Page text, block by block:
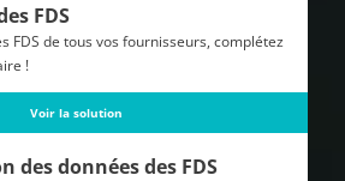
FDS
FDS de tous vos fournisseurs, complétez
!
Voir la solution
des données des FDS